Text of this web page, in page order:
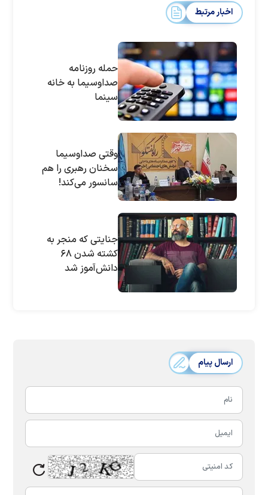
اخبار مرتبط
حمله روزنامه
صداوسیما به خانه
سینما
وقتی صداوسیما
سخنان رهبری را هم
سانسور می‌کند!
جنایتی که منجر به
کشته شدن ۶۸
دانش‌آموز شد
ارسال پیام